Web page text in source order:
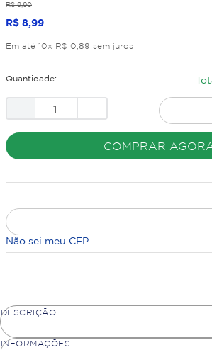
R$ 9,90
R$ 8,99
Em até 10x R$ 0 89 sem juros
Quantidade:
COMPRAR
Não sei meu CEP
DESCRIÇÃO
INFORMAÇÕES